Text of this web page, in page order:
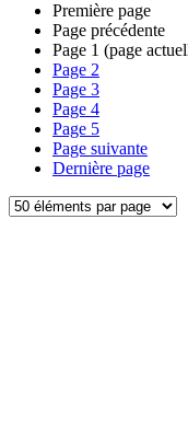
Première page
Page précédente
Page 1 (page
Page 2
Page 3
Page 4
Page 5
Page suivante
Dernière page